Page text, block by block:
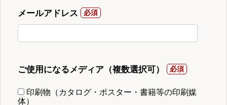
メールアドレス
ご使用になるメディア（複数選択可）
印刷物（カタログ・ポスター・書籍等の印刷媒
体）